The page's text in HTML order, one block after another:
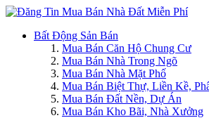
Bất Động Sản Bán
Mua Bán Căn Hộ Chung Cư
Mua Bán Nhà Trong Ngõ
Mua Bán Nhà Mặt Phố
Mua Bán Biệt Thự, Liền Kề,
Mua Bán Đất Nền, Dự Án
Mua Bán Kho Bãi, Nhà Xưởng